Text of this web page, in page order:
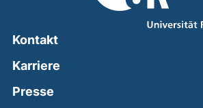
Kontakt
Karriere
Presse